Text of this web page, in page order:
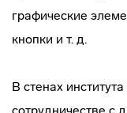
графические
кнопки и т. д.
В стенах